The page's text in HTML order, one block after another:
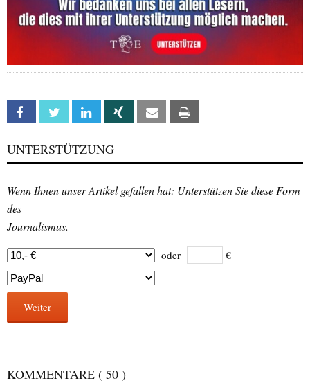
Facebook Twitter Linkedin Xing Email
UNTERSTÜTZUNG
Wenn Ihnen unser Artikel gefallen hat: Unterstützen Sie diese Form
des
Journalismus.
oder €
Weiter
KOMMENTARE ( 50 )